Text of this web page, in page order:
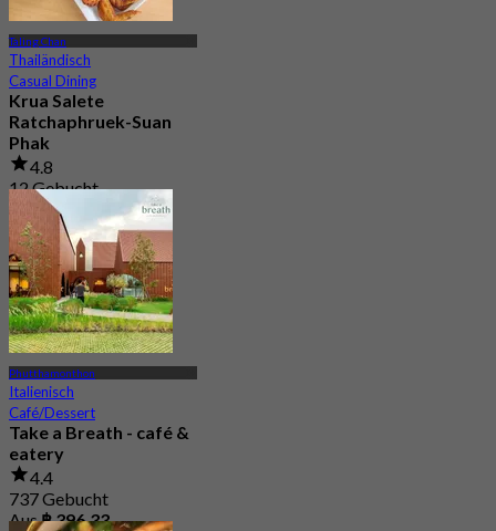
Taling Chan
Thailändisch
Casual Dining
Krua Salete
Ratchaphruek-Suan
Phak
4.8
12 Gebucht
Aus
฿ 212.5
Phutthamonthon
Italienisch
Café/Dessert
Take a Breath - café &
eatery
4.4
737 Gebucht
Aus฿ 396.33